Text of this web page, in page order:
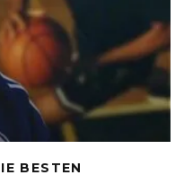
BESTEN